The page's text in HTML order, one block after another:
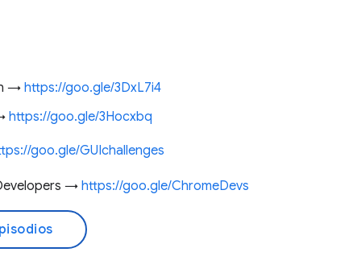
→ https://goo.gle/3DxL7i4
https://goo.gle/3Hocxbq
goo.gle/GUIchallenges
→https://goo.gle/ChromeDevs